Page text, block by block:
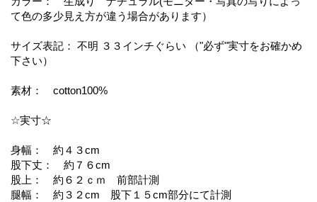
て色の多少見え方が違う場合があります）
サイズ表記： 不明 ３３インチぐらい （"必ず"実寸をお確かめ
下さい）
素材： cotton100%
☆実寸☆
身幅： 約４３cm
股下丈： 約７６cm
股上： 約６２ｃｍ 前部計測
腿幅： 約３２cm 股下１５cm部分にて計測